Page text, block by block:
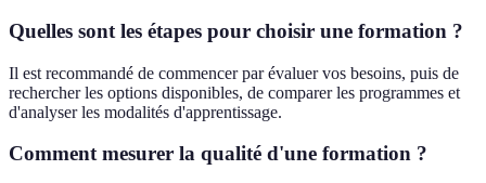
Quelles sont les étapes pour choisir une formation ?
Il est recommandé de commencer par évaluer vos besoins, puis de
rechercher les options disponibles, de comparer les programmes et
d'analyser les modalités d'apprentissage.
Comment mesurer la qualité d'une formation ?